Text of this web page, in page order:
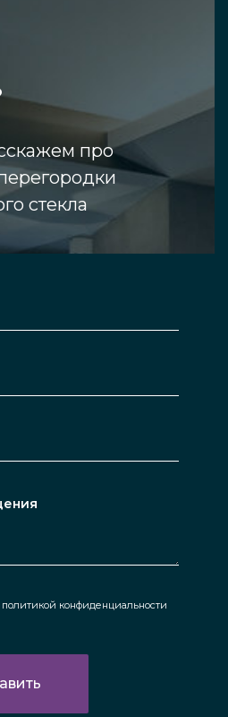
про
стекла
политикой конфиденциальности